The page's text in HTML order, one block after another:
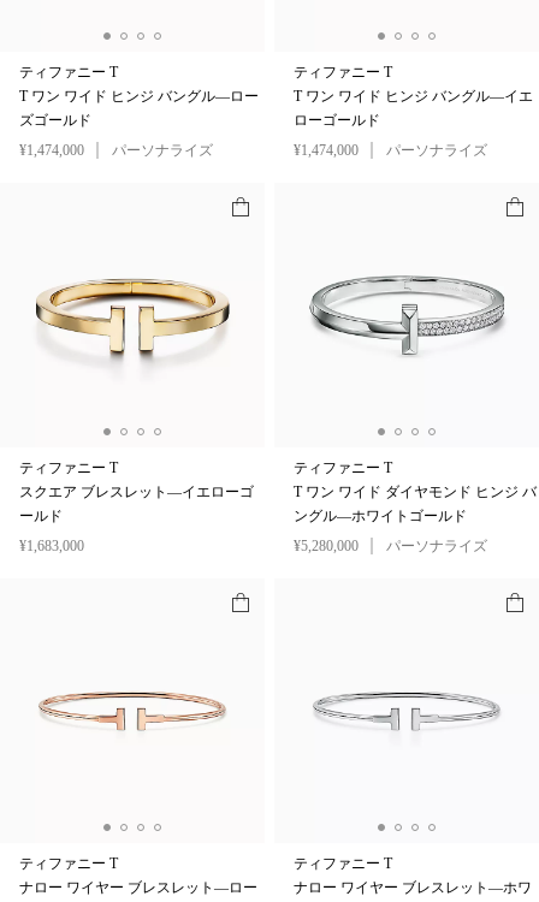
ティファニー T
T ワン ワイド ヒンジ バングル—ロー
ズゴールド
¥1,474,000
パーソナライズ
ティファニー T
T ワン ワイド ヒンジ バングル—イエ
ローゴールド
¥1,474,000
パーソナライズ
ティファニー T
スクエア ブレスレット—イエローゴ
ールド
¥1,683,000
ティファニー T
T ワン ワイド ダイヤモンド ヒンジ バ
ングル—ホワイトゴールド
¥5,280,000
パーソナライズ
ティファニー T
ナロー ワイヤー ブレスレット—ロー
ティファニー T
ナロー ワイヤー ブレスレット—ホワ